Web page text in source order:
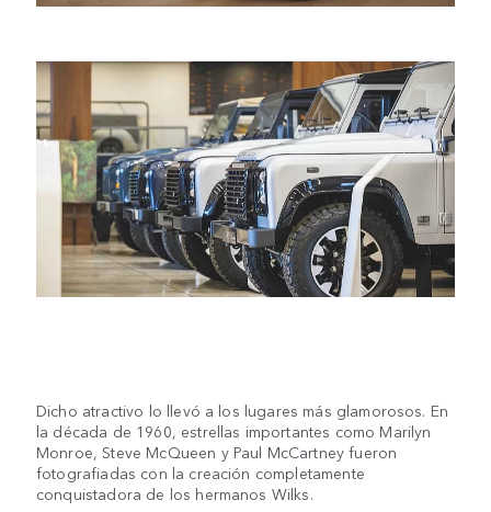
Dicho atractivo lo llevó a los lugares más glamorosos. En
la década de 1960, estrellas importantes como Marilyn
Monroe, Steve McQueen y Paul McCartney fueron
fotografiadas con la creación completamente
conquistadora de los hermanos Wilks.